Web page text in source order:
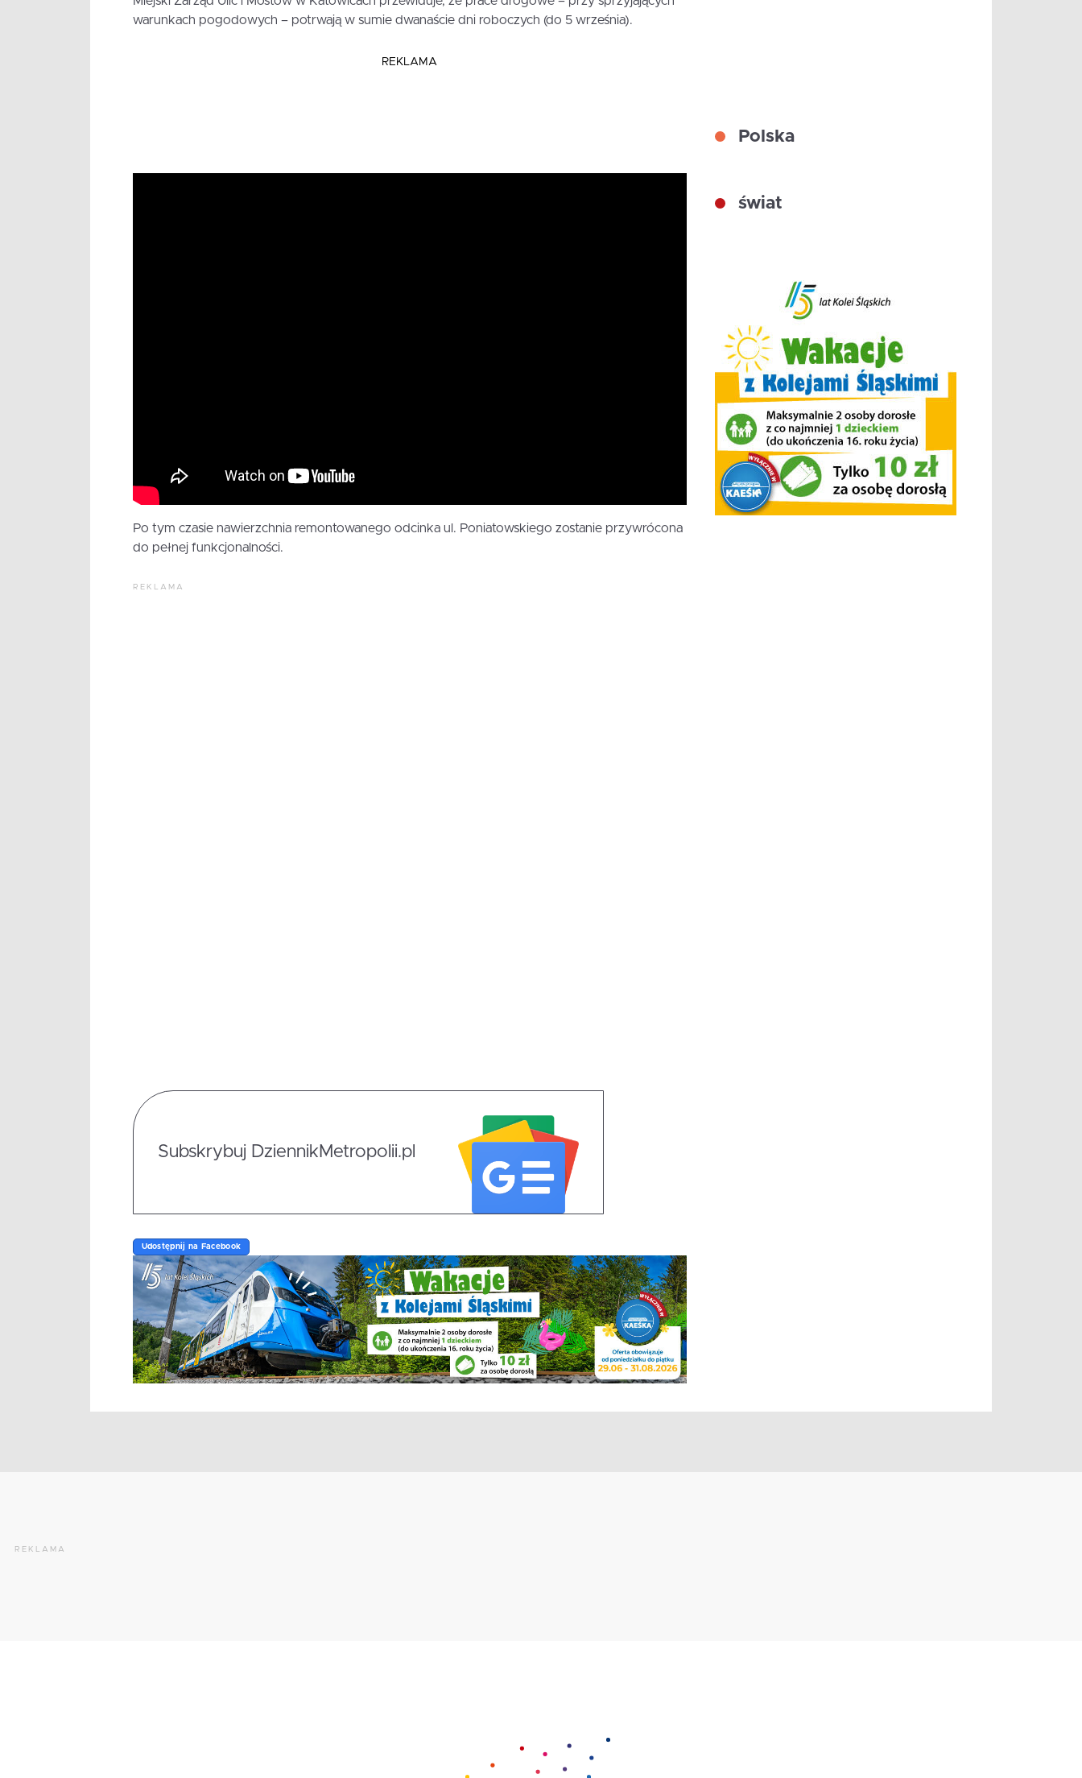
warunkach pogodowych – potrwają w sumie dwanaście dni roboczych (do 5 września).
REKLAMA
Po tym czasie nawierzchnia remontowanego odcinka ul. Poniatowskiego zostanie przywrócona
do pełnej funkcjonalności.
REKLAMA
Subskrybuj DziennikMetropolii.pl
Udostępnij na Facebook
Polska
świat
REKLAMA